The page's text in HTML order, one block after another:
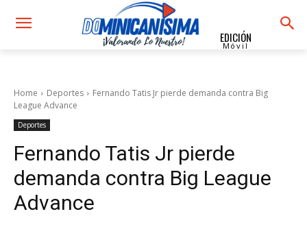
EDICIÓN
Móvil
Home Deportes
Fernando Tatis Jr pierde demanda contra Big
League Advance
Deportes
Fernando Tatis Jr pierde
demanda contra Big League
Advance